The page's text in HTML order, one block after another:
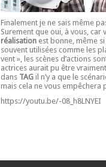
Finalement je ne sais même
Surement que oui, à vous, car
réalisation est bonne, même
souvent utilisées comme les
vent », les scènes d’actions
actrices aurait pu être
dans TAG il n’y a que le
mais cela ne vous empêchera
https://youtu.be/-08_h8LNYEI